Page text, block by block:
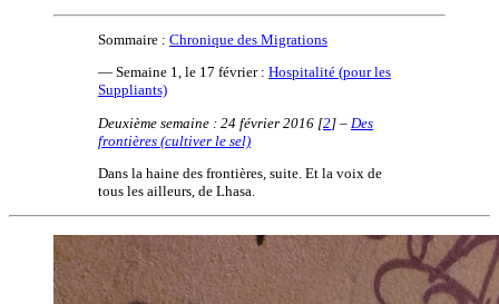
Sommaire : Chronique des Migrations
— Semaine 1, le 17 février : Hospitalité (pour les
Suppliants)
Deuxième semaine : 24 février 2016 [2] – Des
frontières (cultiver le sel)
Dans la haine des frontières, suite. Et la voix de
tous les ailleurs, de Lhasa.